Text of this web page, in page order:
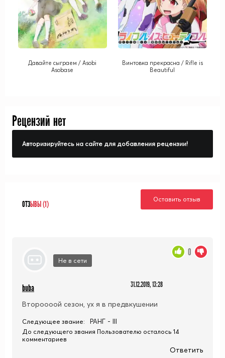
Давайте сыграем / Asobi
Asobase
Винтовка прекрасна / Rifle is
Beautiful
Рецензий нет
Авторизируйтесь на сайте для добавления рецензии!
ОТЗЫВЫ (1)
Оставить отзыв
Не в сети
buba 31.12.2019, 13:28
Второооой сезон, ух я в предвкушении
0
Следующее звание: РАНГ - III
До следующего звания Пользователю осталось 14
комментариев
Ответить